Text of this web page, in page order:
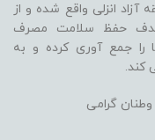
آزاد انزلی واقع شده و از
هدف حفظ سلامت مصرف
را جمع آوری کرده و به
کند.
گرامی